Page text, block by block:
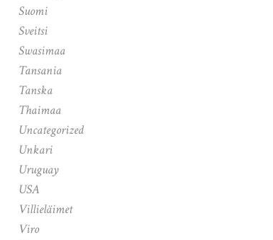
Suomi
Sveitsi
Swasimaa
Tansania
Tanska
Thaimaa
Uncategorized
Unkari
Uruguay
USA
Villieläimet
Viro